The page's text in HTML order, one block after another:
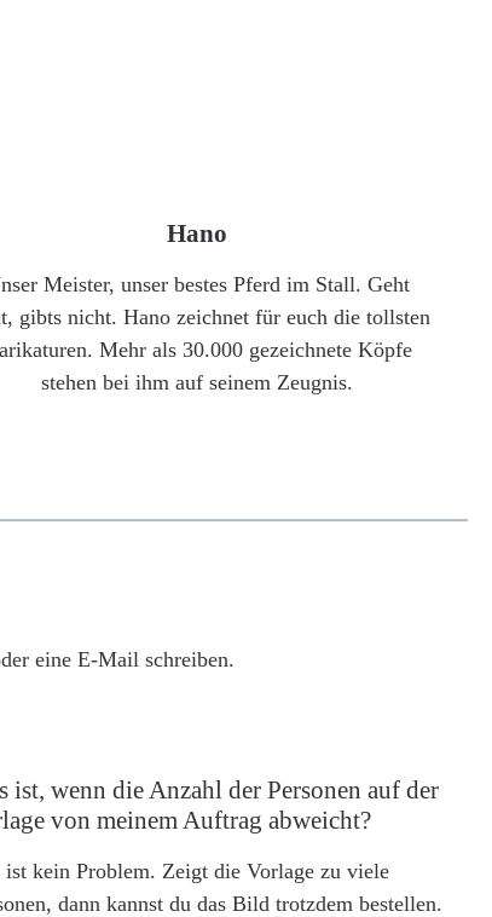
Hano
Meister, unser bestes Pferd im Stall. Geht
gibts nicht. Hano zeichnet für euch die tollsten
Mehr als 30.000 gezeichnete Köpfe
stehen bei ihm auf seinem Zeugnis.
eine E-Mail schreiben.
ist, wenn die Anzahl der Personen auf der
von meinem Auftrag abweicht?
ist kein Problem. Zeigt die Vorlage zu viele
dann kannst du das Bild trotzdem bestellen.